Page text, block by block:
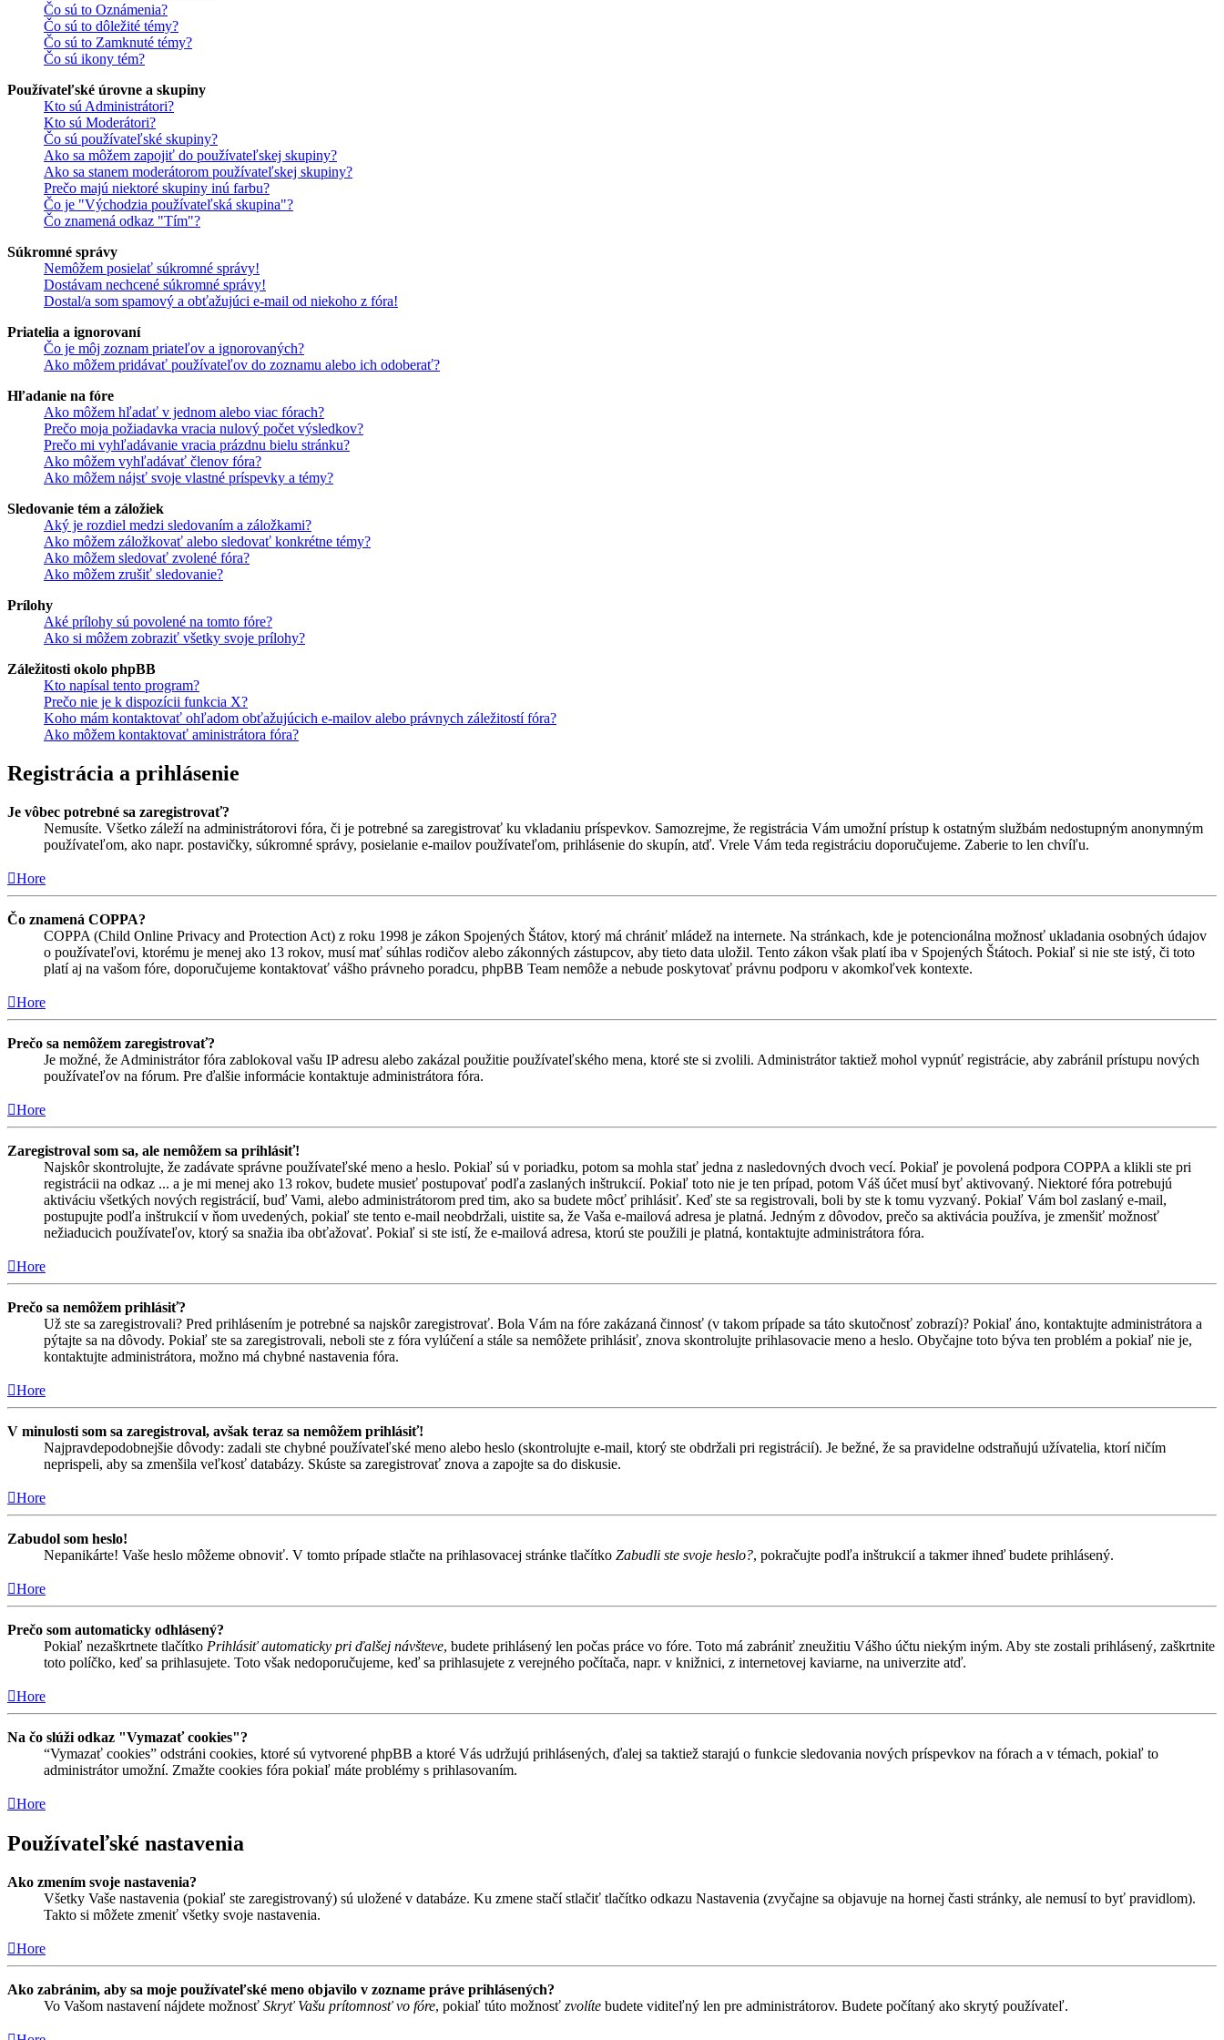
Čo sú to Oznámenia?
Čo sú to dôležité témy?
Čo sú to Zamknuté témy?
Čo sú ikony tém?
Používateľské úrovne a skupiny
Kto sú Administrátori?
Kto sú Moderátori?
Čo sú používateľské skupiny?
Ako sa môžem zapojiť do používateľskej skupiny?
Ako sa stanem moderátorom používateľskej skupiny?
Prečo majú niektoré skupiny inú farbu?
Čo je "Východzia používateľská skupina"?
Čo znamená odkaz "Tím"?
Súkromné správy
Nemôžem posielať súkromné správy!
Dostávam nechcené súkromné správy!
Dostal/a som spamový a obťažujúci e-mail od niekoho z fóra!
Priatelia a ignorovaní
Čo je môj zoznam priateľov a ignorovaných?
Ako môžem pridávať používateľov do zoznamu alebo ich odoberať?
Hľadanie na fóre
Ako môžem hľadať v jednom alebo viac fórach?
Prečo moja požiadavka vracia nulový počet výsledkov?
Prečo mi vyhľadávanie vracia prázdnu bielu stránku?
Ako môžem vyhľadávať členov fóra?
Ako môžem nájsť svoje vlastné príspevky a témy?
Sledovanie tém a záložiek
Aký je rozdiel medzi sledovaním a záložkami?
Ako môžem záložkovať alebo sledovať konkrétne témy?
Ako môžem sledovať zvolené fóra?
Ako môžem zrušiť sledovanie?
Prílohy
Aké prílohy sú povolené na tomto fóre?
Ako si môžem zobraziť všetky svoje prílohy?
Záležitosti okolo phpBB
Kto napísal tento program?
Prečo nie je k dispozícii funkcia X?
Koho mám kontaktovať ohľadom obťažujúcich e-mailov alebo právnych záležitostí fóra?
Ako môžem kontaktovať aministrátora fóra?
Registrácia a prihlásenie
Je vôbec potrebné sa zaregistrovať?
Nemusíte. Všetko záleží na administrátorovi fóra, či je potrebné sa zaregistrovať ku vkladaniu príspevkov. Samozrejme, že registrácia Vám umožní prístup k ostatným službám nedostupným anonymným
používateľom, ako napr. postavičky, súkromné správy, posielanie e-mailov používateľom, prihlásenie do skupín, atď. Vrele Vám teda registráciu doporučujeme. Zaberie to len chvíľu.
Hore
Čo znamená COPPA?
COPPA (Child Online Privacy and Protection Act) z roku 1998 je zákon Spojených Štátov, ktorý má chrániť mládež na internete. Na stránkach, kde je potencionálna možnosť ukladania osobných údajov
o používateľovi, ktorému je menej ako 13 rokov, musí mať súhlas rodičov alebo zákonných zástupcov, aby tieto data uložil. Tento zákon však platí iba v Spojených Štátoch. Pokiaľ si nie ste istý, či toto
platí aj na vašom fóre, doporučujeme kontaktovať vášho právneho poradcu, phpBB Team nemôže a nebude poskytovať právnu podporu v akomkoľvek kontexte.
Hore
Prečo sa nemôžem zaregistrovať?
Je možné, že Administrátor fóra zablokoval vašu IP adresu alebo zakázal použitie používateľského mena, ktoré ste si zvolili. Administrátor taktiež mohol vypnúť registrácie, aby zabránil prístupu nových
používateľov na fórum. Pre ďalšie informácie kontaktuje administrátora fóra.
Hore
Zaregistroval som sa, ale nemôžem sa prihlásiť!
Najskôr skontrolujte, že zadávate správne používateľské meno a heslo. Pokiaľ sú v poriadku, potom sa mohla stať jedna z nasledovných dvoch vecí. Pokiaľ je povolená podpora COPPA a klikli ste pri
registrácii na odkaz ... a je mi menej ako 13 rokov, budete musieť postupovať podľa zaslaných inštrukcií. Pokiaľ toto nie je ten prípad, potom Váš účet musí byť aktivovaný. Niektoré fóra potrebujú
aktiváciu všetkých nových registrácií, buď Vami, alebo administrátorom pred tim, ako sa budete môcť prihlásiť. Keď ste sa registrovali, boli by ste k tomu vyzvaný. Pokiaľ Vám bol zaslaný e-mail,
postupujte podľa inštrukcií v ňom uvedených, pokiaľ ste tento e-mail neobdržali, uistite sa, že Vaša e-mailová adresa je platná. Jedným z dôvodov, prečo sa aktivácia používa, je zmenšiť možnosť
nežiaducich používateľov, ktorý sa snažia iba obťažovať. Pokiaľ si ste istí, že e-mailová adresa, ktorú ste použili je platná, kontaktujte administrátora fóra.
Hore
Prečo sa nemôžem prihlásiť?
Už ste sa zaregistrovali? Pred prihlásením je potrebné sa najskôr zaregistrovať. Bola Vám na fóre zakázaná činnosť (v takom prípade sa táto skutočnosť zobrazí)? Pokiaľ áno, kontaktujte administrátora a
pýtajte sa na dôvody. Pokiaľ ste sa zaregistrovali, neboli ste z fóra vylúčení a stále sa nemôžete prihlásiť, znova skontrolujte prihlasovacie meno a heslo. Obyčajne toto býva ten problém a pokiaľ nie je,
kontaktujte administrátora, možno má chybné nastavenia fóra.
Hore
V minulosti som sa zaregistroval, avšak teraz sa nemôžem prihlásiť!
Najpravdepodobnejšie dôvody: zadali ste chybné používateľské meno alebo heslo (skontrolujte e-mail, ktorý ste obdržali pri registrácií). Je bežné, že sa pravidelne odstraňujú užívatelia, ktorí ničím
neprispeli, aby sa zmenšila veľkosť databázy. Skúste sa zaregistrovať znova a zapojte sa do diskusie.
Hore
Zabudol som heslo!
Nepanikárte! Vaše heslo môžeme obnoviť. V tomto prípade stlačte na prihlasovacej stránke tlačítko Zabudli ste svoje heslo?, pokračujte podľa inštrukcií a takmer ihneď budete prihlásený.
Hore
Prečo som automaticky odhlásený?
Pokiaľ nezaškrtnete tlačítko Prihlásiť automaticky pri ďalšej návšteve, budete prihlásený len počas práce vo fóre. Toto má zabrániť zneužitiu Vášho účtu niekým iným. Aby ste zostali prihlásený, zaškrtnite
toto políčko, keď sa prihlasujete. Toto však nedoporučujeme, keď sa prihlasujete z verejného počítača, napr. v knižnici, z internetovej kaviarne, na univerzite atď.
Hore
Na čo slúži odkaz "Vymazať cookies"?
“Vymazať cookies” odstráni cookies, ktoré sú vytvorené phpBB a ktoré Vás udržujú prihlásených, ďalej sa taktiež starajú o funkcie sledovania nových príspevkov na fórach a v témach, pokiaľ to
administrátor umožní. Zmažte cookies fóra pokiaľ máte problémy s prihlasovaním.
Hore
Používateľské nastavenia
Ako zmením svoje nastavenia?
Všetky Vaše nastavenia (pokiaľ ste zaregistrovaný) sú uložené v databáze. Ku zmene stačí stlačiť tlačítko odkazu Nastavenia (zvyčajne sa objavuje na hornej časti stránky, ale nemusí to byť pravidlom).
Takto si môžete zmeniť všetky svoje nastavenia.
Hore
Ako zabránim, aby sa moje používateľské meno objavilo v zozname práve prihlásených?
Vo Vašom nastavení nájdete možnosť Skryť Vašu prítomnosť vo fóre, pokiaľ túto možnosť zvolíte budete viditeľný len pre administrátorov. Budete počítaný ako skrytý používateľ.